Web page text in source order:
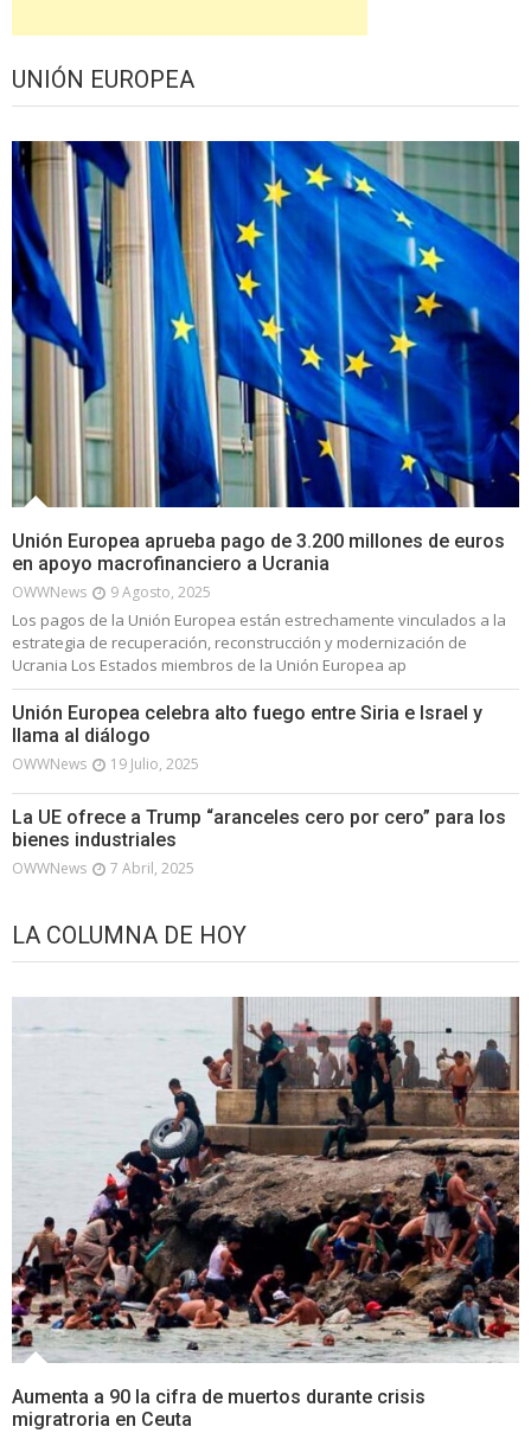
UNIÓN EUROPEA
Unión Europea aprueba pago de 3.200 millones de euros
en apoyo macrofinanciero a Ucrania
OWWNews 9 Agosto, 2025
Los pagos de la Unión Europea están estrechamente vinculados a la
estrategia de recuperación, reconstrucción y modernización de
Ucrania Los Estados miembros de la Unión Europea ap
Unión Europea celebra alto fuego entre Siria e Israel y
llama al diálogo
OWWNews 19 Julio, 2025
La UE ofrece a Trump “aranceles cero por cero” para los
bienes industriales
OWWNews 7 Abril, 2025
LA COLUMNA DE HOY
Aumenta a 90 la cifra de muertos durante crisis
migratroria en Ceuta